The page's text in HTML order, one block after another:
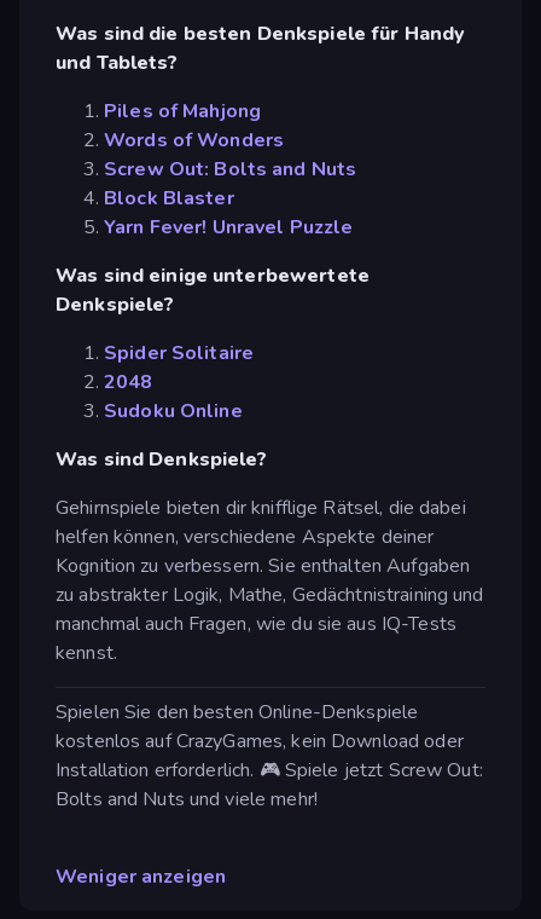
Was sind die besten Denkspiele für Handy
und Tablets?
Piles of Mahjong
Words of Wonders
Screw Out: Bolts and Nuts
Block Blaster
Yarn Fever! Unravel Puzzle
Was sind einige unterbewertete
Denkspiele?
Spider Solitaire
2048
Sudoku Online
Was sind Denkspiele?
Gehirnspiele bieten dir knifflige Rätsel, die dabei
helfen können, verschiedene Aspekte deiner
Kognition zu verbessern. Sie enthalten Aufgaben
zu abstrakter Logik, Mathe, Gedächtnistraining und
manchmal auch Fragen, wie du sie aus IQ-Tests
kennst.
Spielen Sie den besten Online-Denkspiele
kostenlos auf CrazyGames, kein Download oder
Installation erforderlich. 🎮 Spiele jetzt Screw Out:
Bolts and Nuts und viele mehr!
Weniger anzeigen